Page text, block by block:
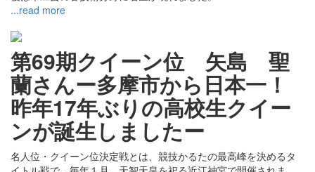
...read more
第69期クイーン位 矢島 聖
蘭さんー多摩市から日本一！
昨年17年ぶりの高校生クイー
ンが誕生しましたー
名人位・クイーン位決定戦とは、競技かるたの最高峰を決めるタ